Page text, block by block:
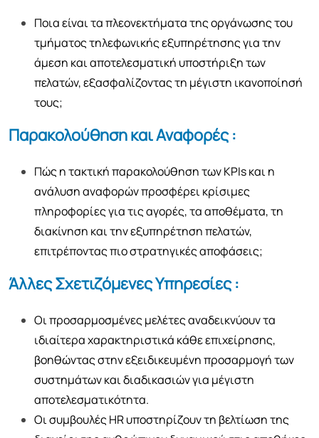
Ποια είναι τα πλεονεκτήματα της οργάνωσης του
τμήματος τηλεφωνικής εξυπηρέτησης για την
άμεση και αποτελεσματική υποστήριξη των
πελατών, εξασφαλίζοντας τη μέγιστη ικανοποίησή
τους;
Παρακολούθηση και Αναφορές :
Πώς η τακτική παρακολούθηση των KPIs και η
ανάλυση αναφορών προσφέρει κρίσιμες
πληροφορίες για τις αγορές, τα αποθέματα, τη
διακίνηση και την εξυπηρέτηση πελατών,
επιτρέποντας πιο στρατηγικές αποφάσεις;
Άλλες Σχετιζόμενες Υπηρεσίες :
Οι προσαρμοσμένες μελέτες αναδεικνύουν τα
ιδιαίτερα χαρακτηριστικά κάθε επιχείρησης,
βοηθώντας στην εξειδικευμένη προσαρμογή των
συστημάτων και διαδικασιών για μέγιστη
αποτελεσματικότητα.
Οι συμβουλές HR υποστηρίζουν τη βελτίωση της